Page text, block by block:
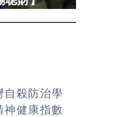
殺防治學
健康指數